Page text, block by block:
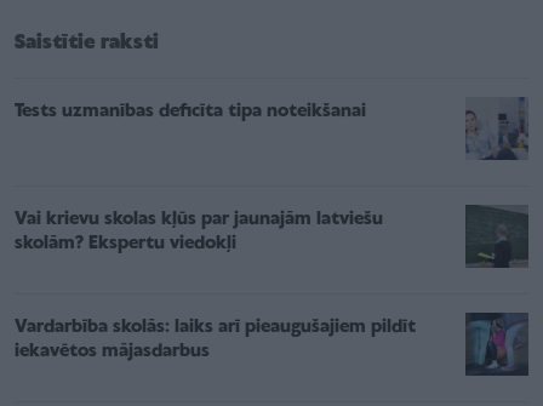
Saistītie raksti
Tests uzmanības deficīta tipa noteikšanai
Vai krievu skolas kļūs par jaunajām latviešu
skolām? Ekspertu viedokļi
Vardarbība skolās: laiks arī pieaugušajiem pildīt
iekavētos mājasdarbus